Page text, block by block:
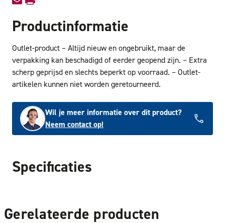
Productinformatie
Outlet-product – Altijd nieuw en ongebruikt, maar de
verpakking kan beschadigd of eerder geopend zijn. – Extra
scherp geprijsd en slechts beperkt op voorraad. – Outlet-
artikelen kunnen niet worden geretourneerd.
Wil je meer informatie over dit product?
Neem contact op!
Specificaties
Gerelateerde producten